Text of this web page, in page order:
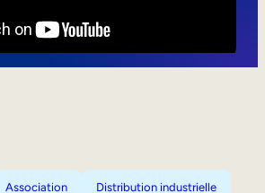
Association Distribution industrielle